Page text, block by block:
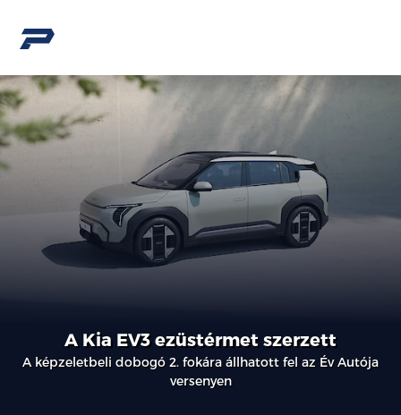
A Kia EV3 ezüstérmet szerzett
A képzeletbeli dobogó 2. fokára állhatott fel az Év Autója
versenyen